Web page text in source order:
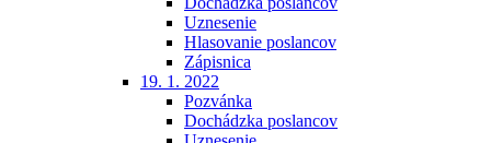
Uznesenie
Hlasovanie poslancov
Zápisnica
19. 1. 2022
Pozvánka
Dochádzka poslancov